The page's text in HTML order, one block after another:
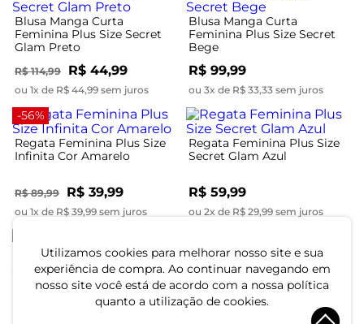
Utilizamos cookies para melhorar nosso site e sua
experiência de compra. Ao continuar navegando em
nosso site você está de acordo com a nossa política
quanto a utilização de cookies.
Blusa Manga Curta
Feminina Plus Size Secret
Glam Preto
R$ 114,99 R$ 44,99
ou 1x de R$ 44,99 sem juros
Blusa Manga Curta
Feminina Plus Size Secret
Bege
R$ 99,99
ou 3x de R$ 33,33 sem juros
-56%
Regata Feminina Plus Size
Infinita Cor Amarelo
R$ 89,99 R$ 39,99
ou 1x de R$ 39,99 sem juros
Regata Feminina Plus Size
Secret Glam Azul
R$ 59,99
ou 2x de R$ 29,99 sem juros
Blusa Manga Curta
Feminina Plus Size Secret
Blusa Gola Alta Feminina
Plus Size Secret Glam Preto